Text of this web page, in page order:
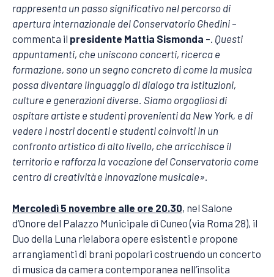
rappresenta un passo significativo nel percorso di
apertura internazionale del Conservatorio Ghedini –
commenta il presidente Mattia Sismonda –. Questi
appuntamenti, che uniscono concerti, ricerca e
formazione, sono un segno concreto di come la musica
possa diventare linguaggio di dialogo tra istituzioni,
culture e generazioni diverse. Siamo orgogliosi di
ospitare artiste e studenti provenienti da New York, e di
vedere i nostri docenti e studenti coinvolti in un
confronto artistico di alto livello, che arricchisce il
territorio e rafforza la vocazione del Conservatorio come
centro di creatività e innovazione musicale».
Mercoledì 5 novembre alle ore 20.30, nel Salone
d’Onore del Palazzo Municipale di Cuneo (via Roma 28), il
Duo della Luna rielabora opere esistenti e propone
arrangiamenti di brani popolari costruendo un concerto
di musica da camera contemporanea nell’insolita